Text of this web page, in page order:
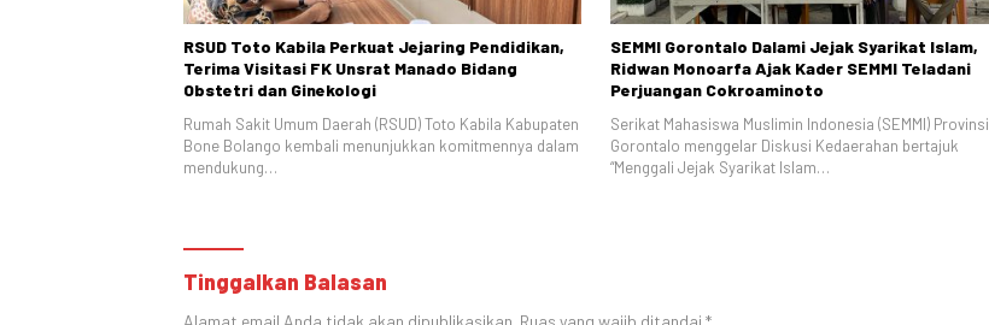
RSUD Toto Kabila Perkuat Jejaring Pendidikan,
Terima Visitasi FK Unsrat Manado Bidang
Obstetri dan Ginekologi
Rumah Sakit Umum Daerah (RSUD) Toto Kabila Kabupaten
Bone Bolango kembali menunjukkan komitmennya dalam
mendukung…
SEMMI Gorontalo Dalami Jejak Syarikat Islam,
Ridwan Monoarfa Ajak Kader SEMMI Teladani
Perjuangan Cokroaminoto
Serikat Mahasiswa Muslimin Indonesia (SEMMI) Provinsi
Gorontalo menggelar Diskusi Kedaerahan bertajuk
“Menggali Jejak Syarikat Islam…
Tinggalkan Balasan
Alamat email Anda tidak akan dipublikasikan. Ruas yang wajib ditandai *